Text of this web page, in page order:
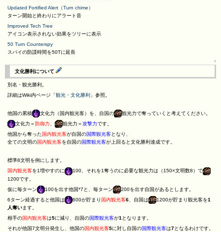
Updated Fortified Alert（Turn chime）
ターン開始と終わりにアラート音
Improved Tech Tree
アイコン表示されない効果をツリーに表示
50 Turn Counterspy
スパイの防諜時間を50Tに延長
↑
文化勝利について
別名・観光勝利。
詳細はWiki内ページ「観光・文化勝利 」参照。
他国の累積 文化力（国内観光客）を、自国の
観光力で奪っていくと考えてください。
文化力＝防御力 観光力＝攻撃力です。
他国から奪った 国内観光客が自国の国際観光客となり、
全ての文明の国内観光客を自国の国際観光客が上回ると文化勝利達成です。
標準8文明を例にします。
国内観光客を1増やすのに
100、それを1奪うのに必要な観光力は（150×文明数8）で
1200です。
仮に毎ターン
100を出す他国*7と、毎ターン
200を出す自国があるとします。
6ターン経過すると他国は
600が貯まり 国内観光客6 、自国は 1200が貯まり観光客を1
人奪います。
相手の国内観光客は5に減り、自国の国際観光客が1となります。
それが他国7文明分発生し、他国の国内観光客5に対し自国の国際観光客は7となるわけです。